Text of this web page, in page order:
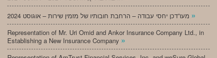
»
Representation of Mr. Uri Omid and Ankor Insurance Company Ltd., in
Establishing a New Insurance Company »